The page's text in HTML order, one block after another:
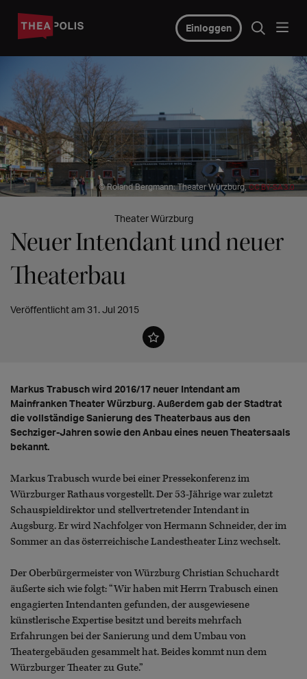
Einloggen
© Roland Bergmann: Theater Würzburg,CC BY-SA 3.0
Theater Würzburg
Neuer Intendant und neuer
Theaterbau
Veröffentlicht am 31. Jul 2015
Markus Trabusch wird 2016/17 neuer Intendant am
Mainfranken Theater Würzburg. Außerdem gab der Stadtrat
die vollständige Sanierung des Theaterbaus aus den
Sechziger-Jahren sowie den Anbau eines neuen Theatersaals
bekannt.
Markus Trabusch wurde bei einer Pressekonferenz im
Würzburger Rathaus vorgestellt. Der 53-Jährige war zuletzt
Schauspieldirektor und stellvertretender Intendant in
Augsburg. Er wird Nachfolger von Hermann Schneider, der im
Sommer an das österreichische Landestheater Linz wechselt.
Der Oberbürgermeister von Würzburg Christian Schuchardt
äußerte sich wie folgt: “Wir haben mit Herrn Trabusch einen
engagierten Intendanten gefunden, der ausgewiesene
künstlerische Expertise besitzt und bereits mehrfach
Erfahrungen bei der Sanierung und dem Umbau von
Theatergebäuden gesammelt hat. Beides kommt nun dem
Würzburger Theater zu Gute.”